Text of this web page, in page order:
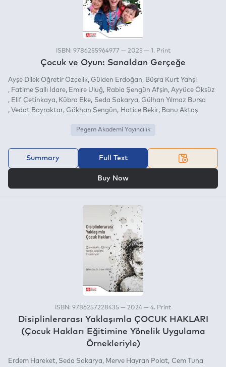
ISBN: 9786255964977 — 2025 — 1. Print
Çocuk ve Oyun: Sanaldan Gerçeğe
Ayşe Dilek Öğretir Özçelik Gülden Erdoğan
Büşra Kurt Yahşi
Fatime Şallı İdare
Emire Uluğ Rabia Şengün Afşin Ayyüce Öksüz
Elif Çetinkaya
Kübra Eke Seda Sakarya
Gülhan Yılmaz Bursa
Vedat Bayraktar Gökhan Şengün Hatice Bekir Banu Aktaş
Pegem Akademi Yayıncılık
Summary Full Text
Buy Now
ISBN: 9786257228435 — 2024 — 4. Print
Disiplinlerarası Yaklaşımla ÇOCUK HAKLARI
(Çocuk Hakları Eğitimine Yönelik Uygulama
Örnekleriyle)
Erdem Hareket Seda Sakarya Merve Hayran Polat
Cem Tuna